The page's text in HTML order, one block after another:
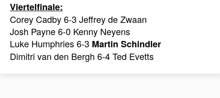
Viertelfinale:
Corey Cadby 6-3 Jeffrey de Zwaan
Josh Payne 6-0 Kenny Neyens
Luke Humphries 6-3 Martin Schindler
Dimitri van den Bergh 6-4 Ted Evetts